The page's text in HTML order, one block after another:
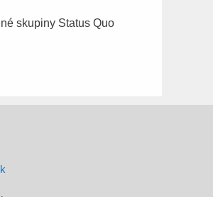
skupiny Status Quo